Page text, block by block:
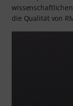
die Qualität von